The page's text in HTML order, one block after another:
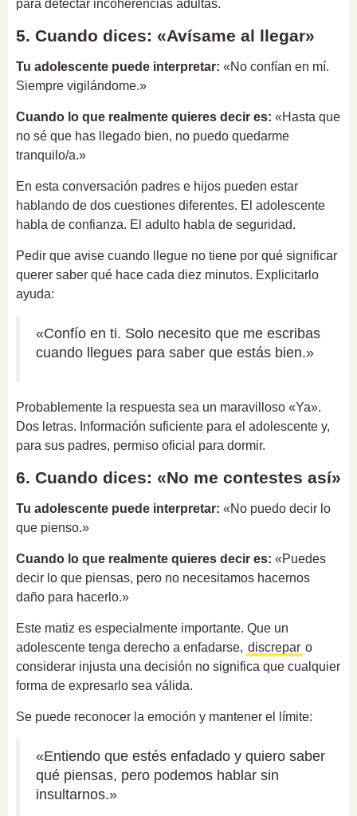
para detectar incoherencias adultas.
5. Cuando dices: «Avísame al llegar»
Tu adolescente puede interpretar: «No confían en mí.
Siempre vigilándome.»
Cuando lo que realmente quieres decir es: «Hasta que
no sé que has llegado bien, no puedo quedarme
tranquilo/a.»
En esta conversación padres e hijos pueden estar
hablando de dos cuestiones diferentes. El adolescente
habla de confianza. El adulto habla de seguridad.
Pedir que avise cuando llegue no tiene por qué significar
querer saber qué hace cada diez minutos. Explicitarlo
ayuda:
«Confío en ti. Solo necesito que me escribas
cuando llegues para saber que estás bien.»
Probablemente la respuesta sea un maravilloso «Ya».
Dos letras. Información suficiente para el adolescente y,
para sus padres, permiso oficial para dormir.
6. Cuando dices: «No me contestes así»
Tu adolescente puede interpretar: «No puedo decir lo
que pienso.»
Cuando lo que realmente quieres decir es: «Puedes
decir lo que piensas, pero no necesitamos hacernos
daño para hacerlo.»
Este matiz es especialmente importante. Que un
adolescente tenga derecho a enfadarse, discrepar o
considerar injusta una decisión no significa que cualquier
forma de expresarlo sea válida.
Se puede reconocer la emoción y mantener el límite:
«Entiendo que estés enfadado y quiero saber
qué piensas, pero podemos hablar sin
insultarnos.»